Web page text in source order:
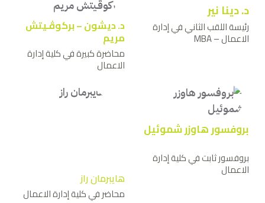
د. دينا نير
رئيسة اللقب الثاني في إدارة
الاعمال – MBA
د. ديشون – بركوﭬـيتش
مريم
محاضرة كبيرة في كلية إدارة
الاعمال
بروفسور هاوزر شموئيل
بروفسور ثابت في كلية إدارة
الاعمال هايبرمان راز
محاضر في كلية إدارة الاعمال